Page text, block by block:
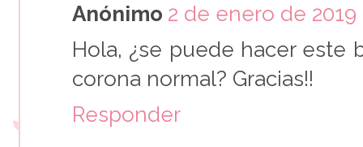
Anónimo 2 de enero de 2019
Hola, ¿se puede hacer
corona normal? Gracias!!
Responder